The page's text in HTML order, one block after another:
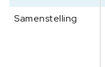
Samenstelling